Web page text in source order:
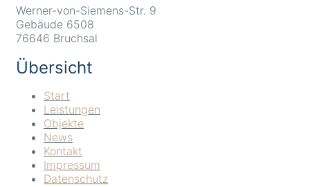
Werner-von-Siemens-Str. 9
Gebäude 6508
76646 Bruchsal
Übersicht
Start
Leistungen
Objekte
News
Kontakt
Impressum
Datenschutz